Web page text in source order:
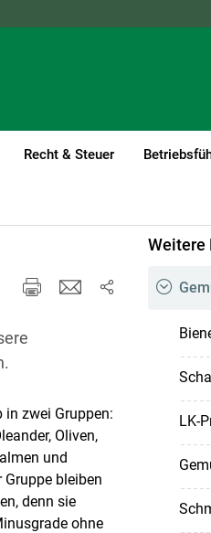
Recht & Steuer
zwei Gruppen:
Oliven,
und
bleiben
denn sie
ohne
Weitere
LK-